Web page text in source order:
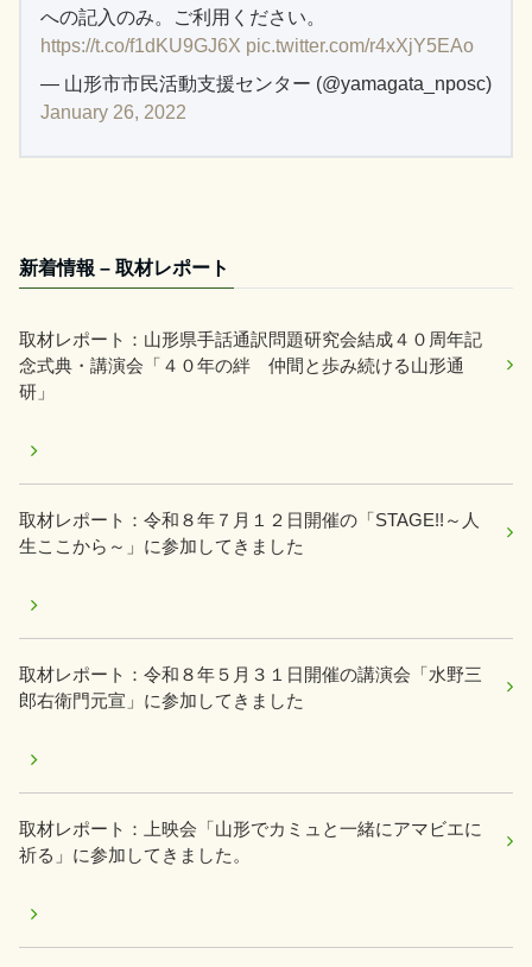
への記入のみ。ご利用ください。
https://t.co/f1dKU9GJ6X pic.twitter.com/r4xXjY5EAo
— 山形市市民活動支援センター (@yamagata_nposc)
January 26, 2022
新着情報 – 取材レポート
取材レポート：山形県手話通訳問題研究会結成４０周年記
念式典・講演会「４０年の絆 仲間と歩み続ける山形通
研」
取材レポート：令和８年７月１２日開催の「STAGE!!～人
生ここから～」に参加してきました
取材レポート：令和８年５月３１日開催の講演会「水野三
郎右衛門元宣」に参加してきました
取材レポート：上映会「山形でカミュと一緒にアマビエに
祈る」に参加してきました。